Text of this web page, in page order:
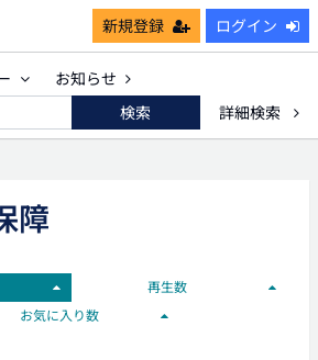
新規登録 ログイン
お知らせ
検索
詳細検索
障
再生数
お気に入り数